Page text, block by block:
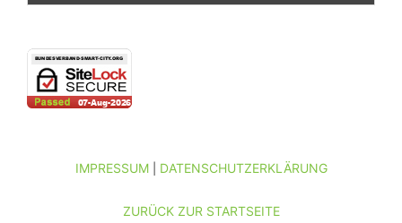
IMPRESSUM| DATENSCHUTZERKLÄRUNG
ZURÜCK ZUR STARTSEITE